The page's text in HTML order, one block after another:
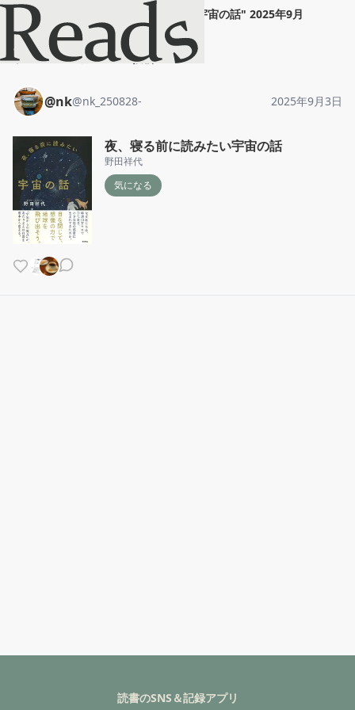
夜、寝る前に読みたい宇宙の話" 2025年9月
3日
ホーム
@nk 投稿
@nk@nk_250828- 2025年9月3日
夜、寝る前に読みたい宇宙の話
野田祥代
気になる
読書のSNS＆記録アプリ